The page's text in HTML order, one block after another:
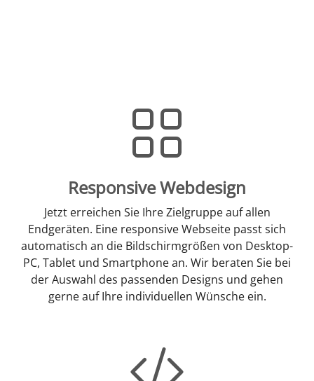
Responsive Webdesign
Jetzt erreichen Sie Ihre Zielgruppe auf allen
Endgeräten. Eine responsive Webseite passt sich
automatisch an die Bildschirmgrößen von Desktop-
PC, Tablet und Smartphone an. Wir beraten Sie bei
der Auswahl des passenden Designs und gehen
gerne auf Ihre individuellen Wünsche ein.